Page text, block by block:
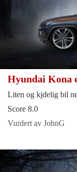
Hyundai Kona
Liten og kjdelig bil
Score 8.0
Vurdert av JohnG